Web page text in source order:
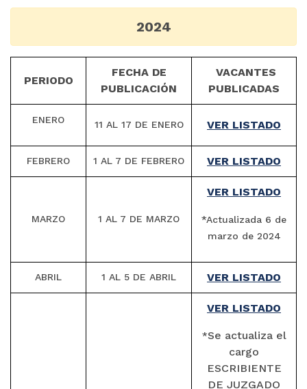
2024
PERIODO
FECHA DE
PUBLICACIÓN
VACANTES
PUBLICADAS
ENERO 11 AL 17 DE ENERO VER LISTADO
FEBRERO 1 AL 7 DE FEBRERO VER LISTADO
MARZO 1 AL 7 DE MARZO
VER LISTADO
*Actualizada 6 de
marzo de 2024
ABRIL 1 AL 5 DE ABRIL VER LISTADO
VER LISTADO
*Se actualiza el
cargo
ESCRIBIENTE
DE JUZGADO